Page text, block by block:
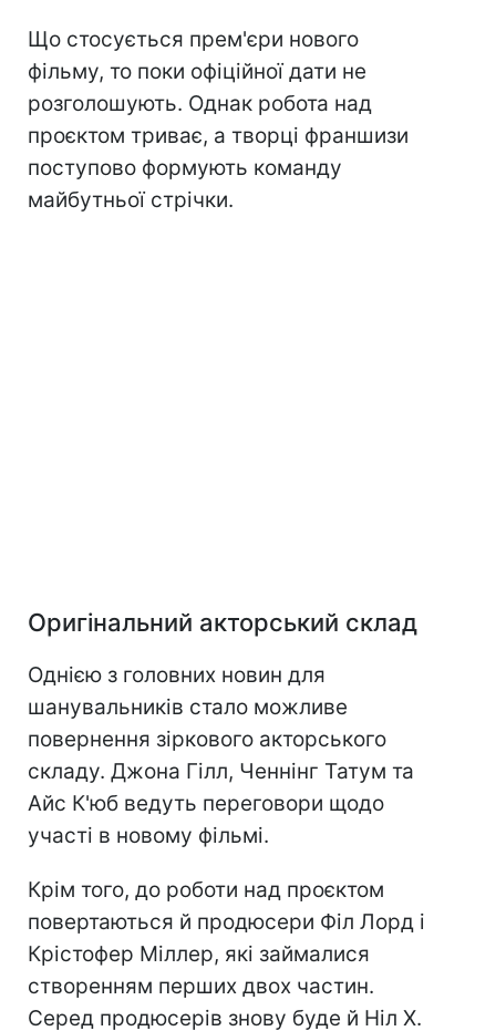
Що стосується прем'єри нового
фільму, то поки офіційної дати не
розголошують. Однак робота над
проєктом триває, а творці франшизи
поступово формують команду
майбутньої стрічки.
Оригінальний акторський склад
Однією з головних новин для
шанувальників стало можливе
повернення зіркового акторського
складу. Джона Гілл, Ченнінг Татум та
Айс К'юб ведуть переговори щодо
участі в новому фільмі.
Крім того, до роботи над проєктом
повертаються й продюсери Філ Лорд і
Крістофер Міллер, які займалися
створенням перших двох частин.
Серед продюсерів знову буде й Ніл Х.